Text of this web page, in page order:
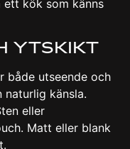
kök som känns
Ytskikt
både utseende och
naturlig känsla.
eller
Matt eller blank